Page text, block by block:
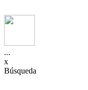
...
x
Búsqueda